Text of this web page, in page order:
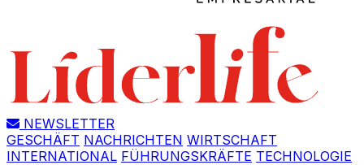
NEWSLETTER
GESCHÄFT NACHRICHTEN WIRTSCHAFT
INTERNATIONAL FÜHRUNGSKRÄFTE TECHNOLOGIE